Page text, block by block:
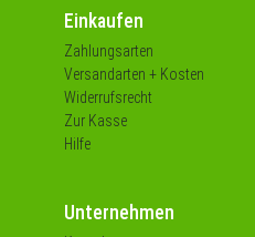
Einkaufen
Zahlungsarten
Versandarten + Kosten
Widerrufsrecht
Zur Kasse
Hilfe
Unternehmen